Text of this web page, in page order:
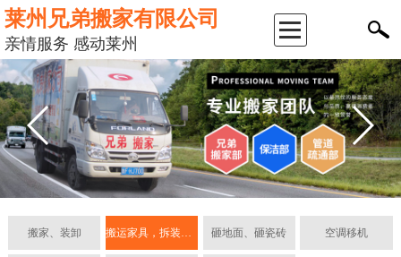
莱州兄弟搬家有限公司
亲情服务 感动莱州
返
回
首
页
司
搬家、装卸 搬运家具，拆装组合家具 砸地面、砸瓷砖 空调移机